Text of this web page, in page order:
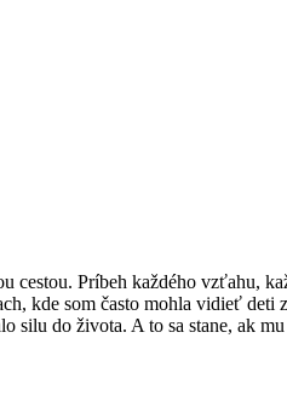
Príbeh každého vzťahu,
kde som často mohla vidieť deti
silu do života. A to sa stane, ak